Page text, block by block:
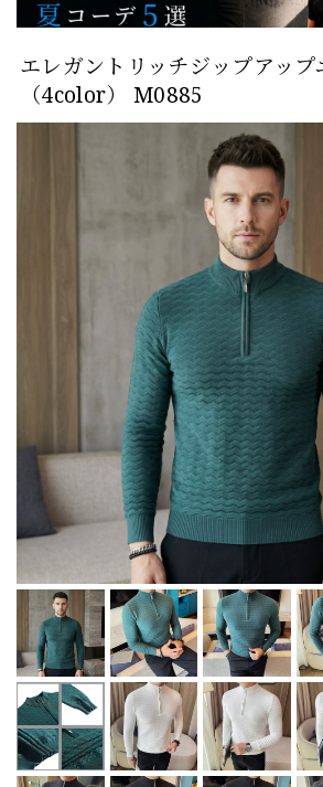
エレガントリッチジップアップ
（4color） M0885